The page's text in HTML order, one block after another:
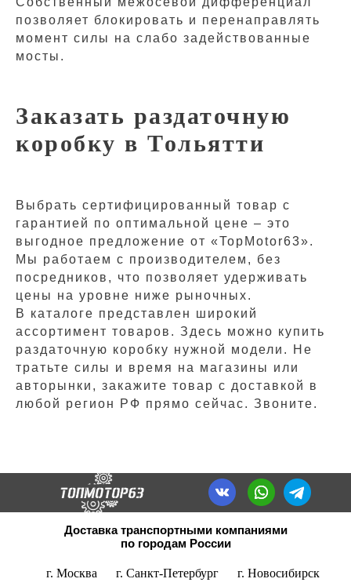
позволяет блокировать и перенаправлять
момент силы на слабо задействованные
мосты.
Заказать раздаточную
коробку в Тольятти
Выбрать сертифицированный товар с
гарантией по оптимальной цене – это
выгодное предложение от «TopMotor63».
Мы работаем с производителем, без
посредников, что позволяет удерживать
цены на уровне ниже рыночных.
В каталоге представлен широкий
ассортимент товаров. Здесь можно купить
раздаточную коробку нужной модели. Не
тратьте силы и время на магазины или
авторынки, закажите товар с доставкой в
любой регион РФ прямо сейчас. Звоните.
Доставка транспортными компаниями
по городам России
г. Москва г. Санкт-Петербург
г. Новосибирск